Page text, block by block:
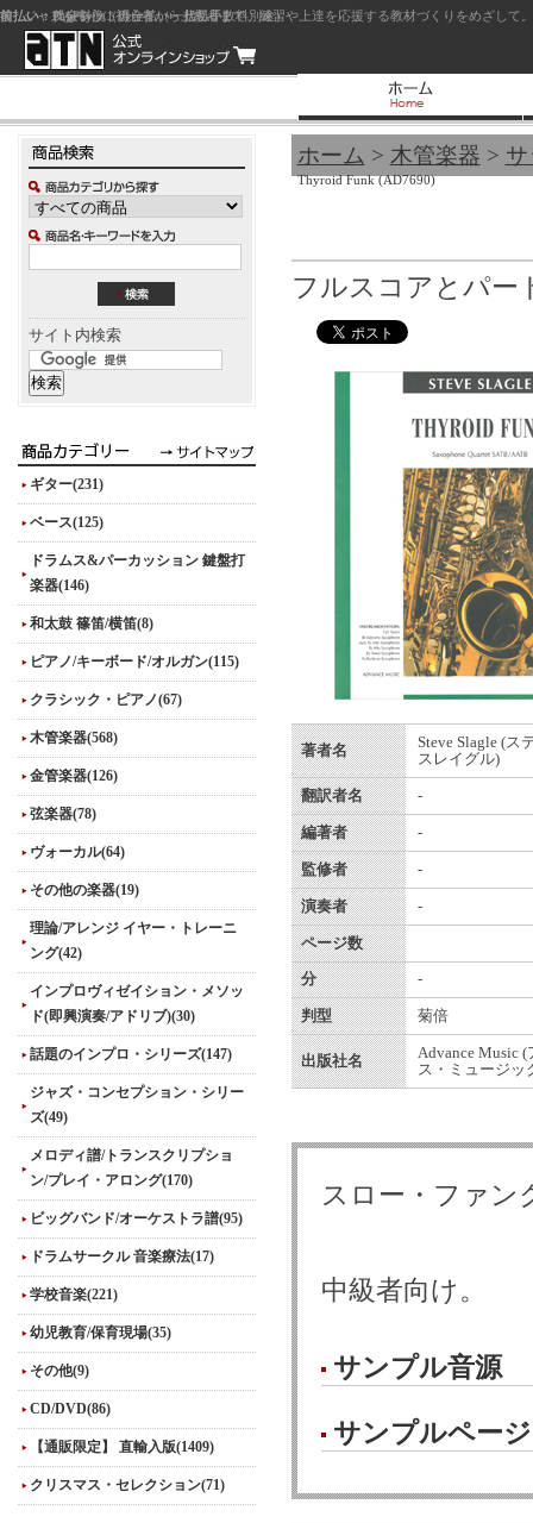
ジャズを中心に初心者から上級者まで、練習や上達を応援する教材づくりをめざし
サイト内検索
ギター(231)
ベース(125)
ドラムス&パーカッション 鍵盤打
楽器(146)
和太鼓 篠笛/横笛(8)
ピアノ/キーボード/オルガン(115)
クラシック・ピアノ(67)
木管楽器(568)
金管楽器(126)
弦楽器(78)
ヴォーカル(64)
その他の楽器(19)
理論/アレンジ イヤー・トレーニ
ング(42)
インプロヴィゼイション・メソッ
ド(即興演奏/アドリブ)(30)
話題のインプロ・シリーズ(147)
ジャズ・コンセプション・シリー
ズ(49)
メロディ譜/トランスクリプショ
ン/プレイ・アロング(170)
ビッグバンド/オーケストラ譜(95)
ドラムサークル 音楽療法(17)
学校音楽(221)
幼児教育/保育現場(35)
その他(9)
CD/DVD(86)
【通販限定】 直輸入版(1409)
クリスマス・セレクション(71)
ホーム > 木管楽器 >
Thyroid Funk (AD7690)
フルスコアとパー
著者名
Steve Slagle (ス
スレイグル)
翻訳者名 -
編著者 -
監修者 -
演奏者 -
ページ数
分 -
判型 菊倍
出版社名
Advance Music (
ス・ミュージッ
スロー・ファン
中級者向け。
サンプル音源
サンプルページ
前払い：クレジットカード（一括払い）
後払い：代金引換（現金払い・代引手数料別途）
前払い：PayPay